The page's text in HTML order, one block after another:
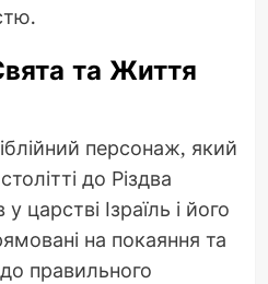
та Життя
персонаж, який
до Різдва
царстві Ізраїль і його
на покаяння та
правильного